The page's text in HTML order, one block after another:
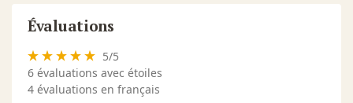
Évaluations
5/5
6 évaluations avec étoiles
4 évaluations en français